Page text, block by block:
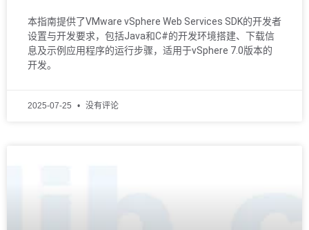
本指南提供了VMware vSphere Web Services SDK的开发者
设置与开发要求，包括Java和C#的开发环境搭建、下载信
息及示例应用程序的运行步骤，适用于vSphere 7.0版本的
开发。
2025-07-25 没有评论